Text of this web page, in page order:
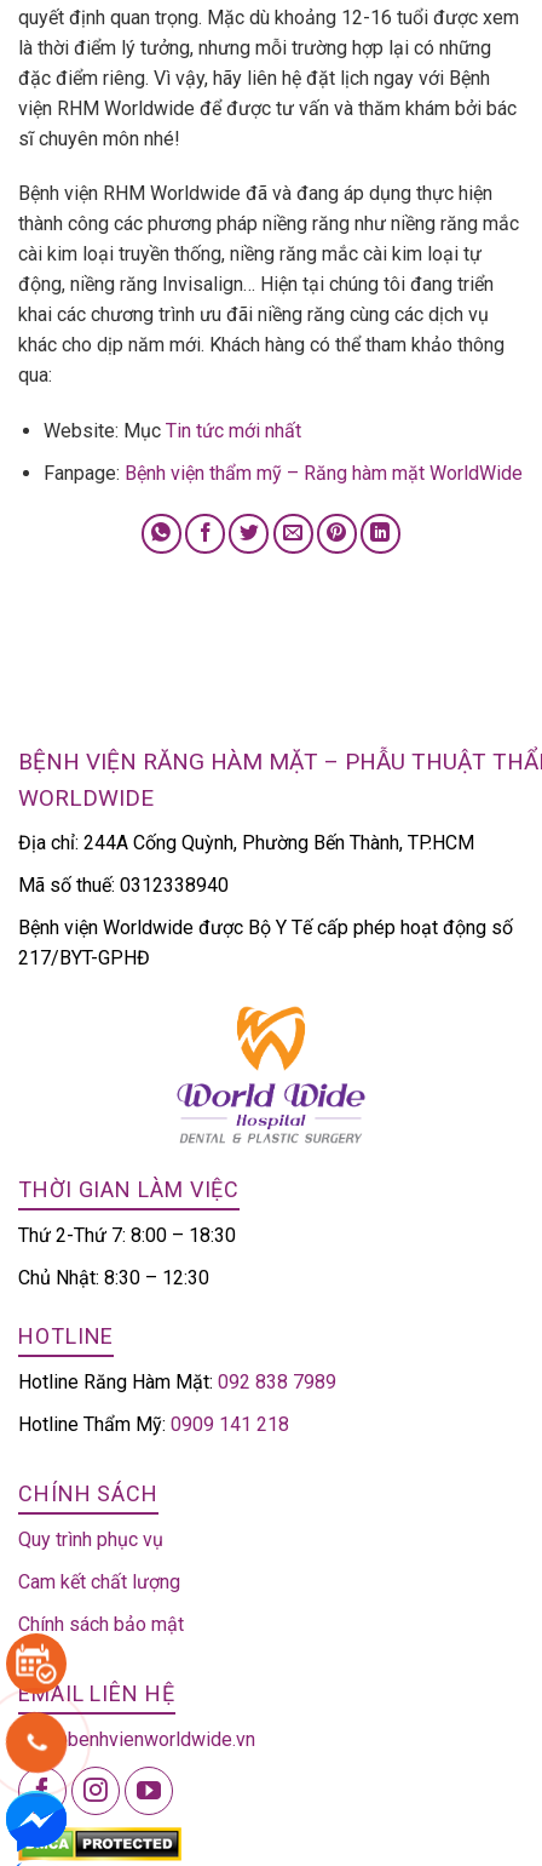
quyết định quan trọng. Mặc dù khoảng 12-16 tuổi được xem
là thời điểm lý tưởng, nhưng mỗi trường hợp lại có những
đặc điểm riêng. Vì vậy, hãy liên hệ đặt lịch ngay với Bệnh
viện RHM Worldwide để được tư vấn và thăm khám bởi bác
sĩ chuyên môn nhé!
Bệnh viện RHM Worldwide đã và đang áp dụng thực hiện
thành công các phương pháp niềng răng như niềng răng mắc
cài kim loại truyền thống, niềng răng mắc cài kim loại tự
động, niềng răng Invisalign… Hiện tại chúng tôi đang triển
khai các chương trình ưu đãi niềng răng cùng các dịch vụ
khác cho dịp năm mới. Khách hàng có thể tham khảo thông
qua:
Website: Mục Tin tức mới nhất
Fanpage: Bệnh viện thẩm mỹ – Răng hàm mặt WorldWide
BỆNH VIỆN RĂNG HÀM MẶT – PHẪU THUẬT
WORLDWIDE
Địa chỉ: 244A Cống Quỳnh, Phường Bến Thành, TP.HCM
Mã số thuế: 0312338940
Bệnh viện Worldwide được Bộ Y Tế cấp phép hoạt động số
217/BYT-GPHĐ
THỜI GIAN LÀM VIỆC
Thứ 2-Thứ 7: 8:00 – 18:30
Chủ Nhật: 8:30 – 12:30
HOTLINE
Hotline Răng Hàm Mặt: 092 838 7989
Hotline Thẩm Mỹ: 0909 141 218
CHÍNH SÁCH
Quy trình phục vụ
Cam kết chất lượng
Chính sách bảo mật
EMAIL LIÊN HỆ
info@benhvienworldwide.vn